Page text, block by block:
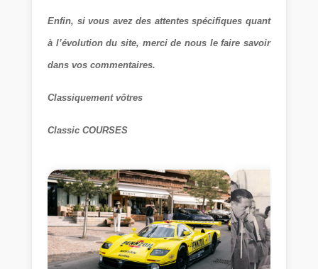
Enfin, si vous avez des attentes spécifiques quant
à l’évolution du site, merci de nous le faire savoir
dans vos commentaires.
Classiquement vôtres
Classic COURSES